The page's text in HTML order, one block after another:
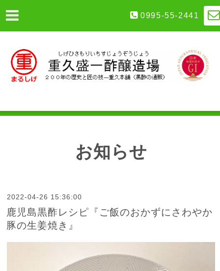
0995-55-2441
お知らせ
2022-04-26 15:36:00
鹿児島黒酢レシピ『ご飯のおかずにさわやか
豚の生姜焼き』